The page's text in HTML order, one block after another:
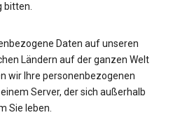
bitten.
Daten auf unseren
Ländern auf der ganzen Welt
wir Ihre personenbezogenen
Server, der sich außerhalb
Sie leben.